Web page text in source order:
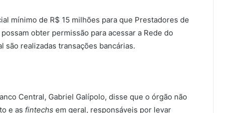
mínimo de R$ 15 milhões para que Prestadores de
obter permissão para acessar a Rede do
são realizadas transações bancárias.
Central, Gabriel Galípolo, disse que o órgão não
e as fintechs em geral, responsáveis por levar